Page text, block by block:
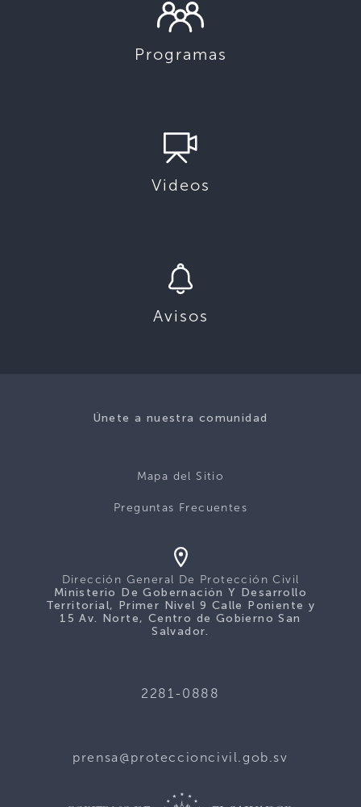
Programas
Videos
Avisos
Únete a nuestra comunidad
Mapa del Sitio
Preguntas Frecuentes
Dirección General De Protección Civil
Ministerio De Gobernación Y Desarrollo
Territorial, Primer Nivel 9 Calle Poniente y
15 Av. Norte, Centro de Gobierno San
Salvador.
2281-0888
prensa@proteccioncivil.gob.sv